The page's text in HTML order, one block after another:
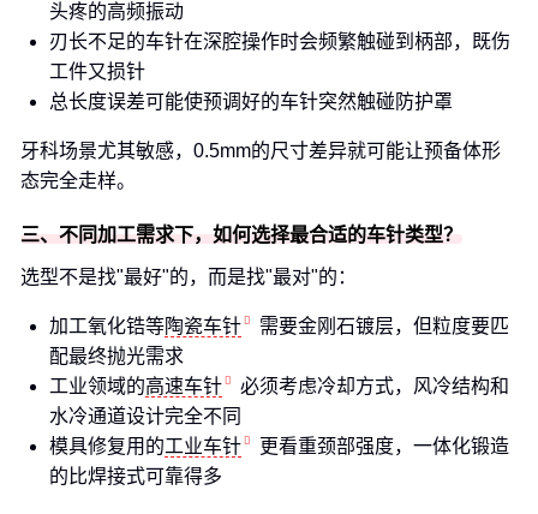
头疼的高频振动
刃长不足的车针在深腔操作时会频繁触碰到柄部，既伤
工件又损针
总长度误差可能使预调好的车针突然触碰防护罩
牙科场景尤其敏感，0.5mm的尺寸差异就可能让预备体形
态完全走样。
三、不同加工需求下，如何选择最合适的车针类型？
选型不是找"最好"的，而是找"最对"的：
加工氧化锆等陶瓷车针
需要金刚石镀层，但粒度要匹
配最终抛光需求
工业领域的高速车针
必须考虑冷却方式，风冷结构和
水冷通道设计完全不同
模具修复用的工业车针
更看重颈部强度，一体化锻造
的比焊接式可靠得多